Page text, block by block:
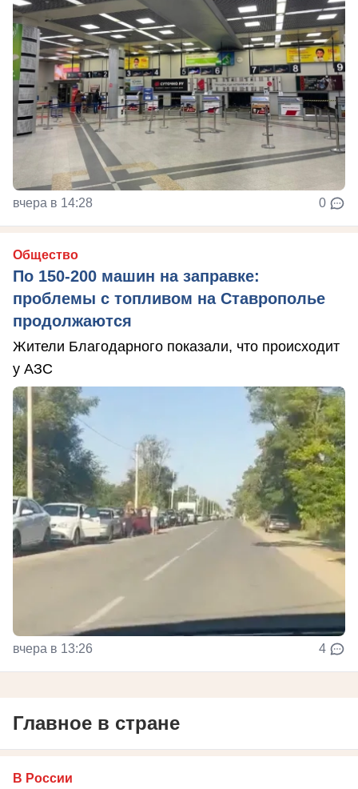
вчера в 14:28 0
Общество
По 150-200 машин на заправке:
проблемы с топливом на Ставрополье
продолжаются
Жители Благодарного показали, что происходит
у АЗС
вчера в 13:26 4
Главное в стране
В России